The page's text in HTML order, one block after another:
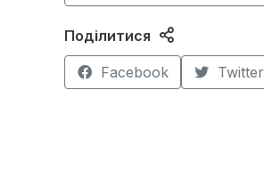
Поділитися
Facebook Twitter